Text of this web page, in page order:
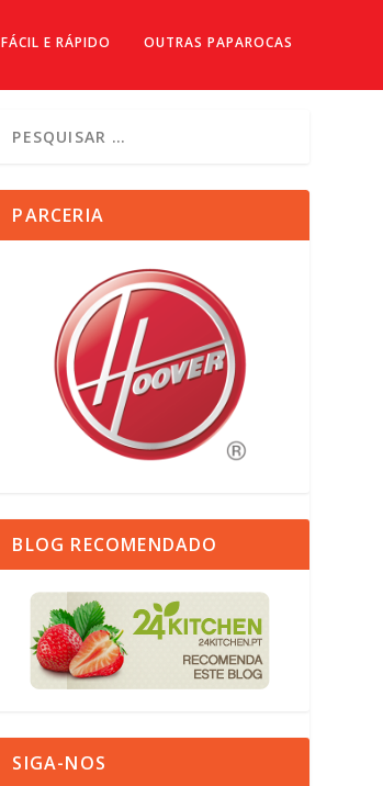
FÁCIL E RÁPIDO OUTRAS PAPAROCAS
PARCERIA
BLOG RECOMENDADO
SIGA-NOS